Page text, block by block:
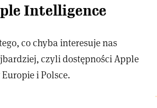
Intelligence
co chyba interesuje nas
czyli dostępności Apple
i Polsce.